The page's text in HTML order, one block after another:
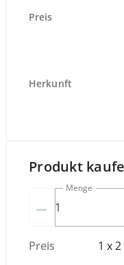
Preis
Herkunft
Produkt
–
Menge
Preis 1 x